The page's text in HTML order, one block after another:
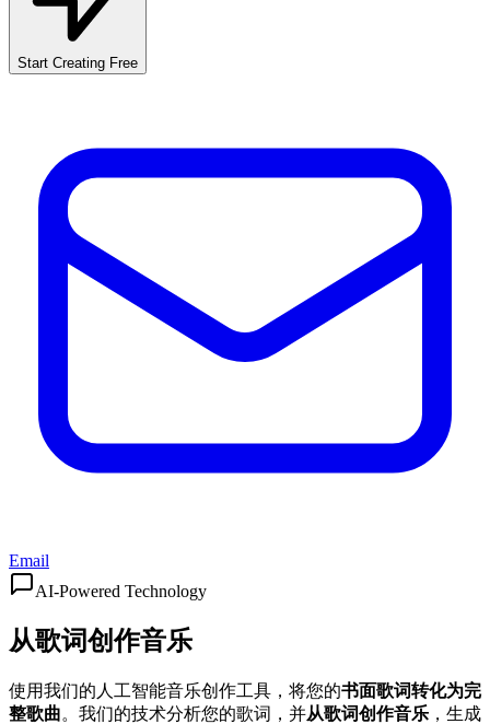
Start Creating Free
Email
AI-Powered Technology
从歌词创作音乐
使用我们的人工智能音乐创作工具，将您的书面歌词转化为完
整歌曲。我们的技术分析您的歌词，并从歌词创作音乐 ，生成